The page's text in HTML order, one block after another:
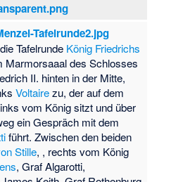
Tafelrunde2.jpg
Tafelrunde König Friedrichs
Marmorsaaal des Schlosses
II. hinten in der Mitte,
Voltairezu, der auf dem
vom König sitzt und über
ein Gespräch mit dem
führt. Zwischen den beiden
Stille, , rechts vom König
, Graf Algarotti,